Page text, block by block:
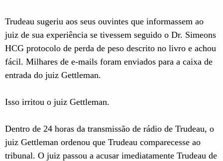
Trudeau sugeriu aos seus ouvintes que informassem ao
juiz de sua experiência se tivessem seguido o Dr. Simeons
HCG protocolo de perda de peso descrito no livro e achou
fácil. Milhares de e-mails foram enviados para a caixa de
entrada do juiz Gettleman.
Isso irritou o juiz Gettleman.
Dentro de 24 horas da transmissão de rádio de Trudeau, o
juiz Gettleman ordenou que Trudeau comparecesse ao
tribunal. O juiz passou a acusar imediatamente Trudeau de